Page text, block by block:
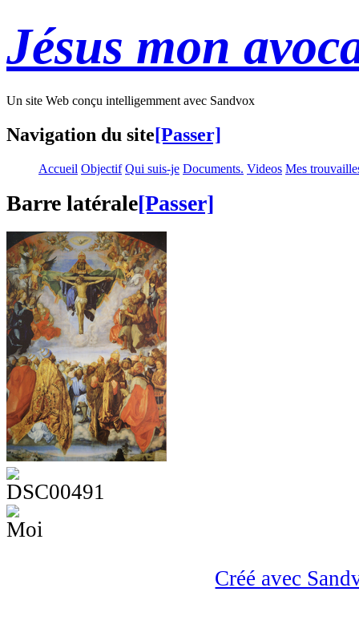
Jésus mon
Un site Web conçu intelligemment avec Sandvox
Navigation du site[Passer]
Accueil Objectif Qui suis-je Documents. Videos Mes
Barre latérale[Passer]
Créé avec